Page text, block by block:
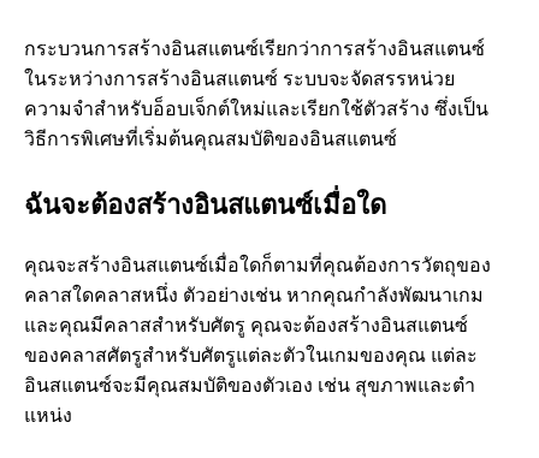
กระบวนการสร้างอินสแตนซ์เรียกว่าการสร้างอินสแตนซ์
ในระหว่างการสร้างอินสแตนซ์ ระบบจะจัดสรรหน่วย
ความจําสําหรับอ็อบเจ็กต์ใหม่และเรียกใช้ตัวสร้าง ซึ่งเป็น
วิธีการพิเศษที่เริ่มต้นคุณสมบัติของอินสแตนซ์
ฉันจะต้องสร้างอินสแตนซ์เมื่อใด
คุณจะสร้างอินสแตนซ์เมื่อใดก็ตามที่คุณต้องการวัตถุของ
คลาสใดคลาสหนึ่ง ตัวอย่างเช่น หากคุณกําลังพัฒนาเกม
และคุณมีคลาสสําหรับศัตรู คุณจะต้องสร้างอินสแตนซ์
ของคลาสศัตรูสําหรับศัตรูแต่ละตัวในเกมของคุณ แต่ละ
อินสแตนซ์จะมีคุณสมบัติของตัวเอง เช่น สุขภาพและตํา
แหน่ง